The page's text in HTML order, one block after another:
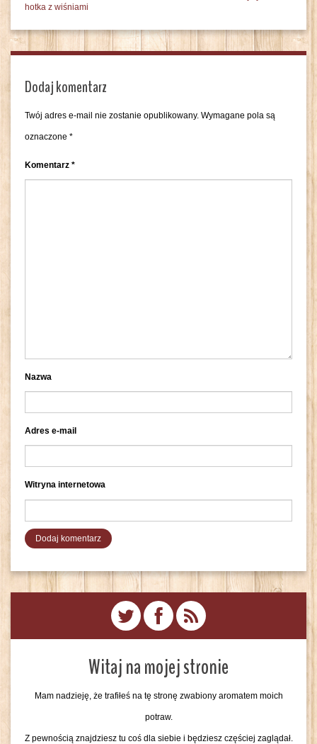
hotka z wiśniami
Dodaj komentarz
Twój adres e-mail nie zostanie opublikowany. Wymagane pola są
oznaczone *
Komentarz *
Nazwa
Adres e-mail
Witryna internetowa
Witaj na mojej stronie
Mam nadzieję, że trafiłeś na tę stronę zwabiony aromatem moich
potraw.
Z pewnością znajdziesz tu coś dla siebie i będziesz częściej zaglądał.